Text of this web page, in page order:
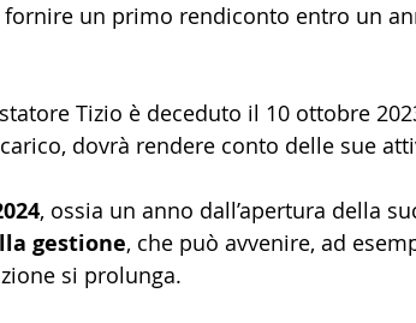
un primo rendiconto entro un
Tizio è deceduto il 10 ottobre
dovrà rendere conto delle sue
, ossia un anno dall’apertura della
gestione, che può avvenire, ad
si prolunga.